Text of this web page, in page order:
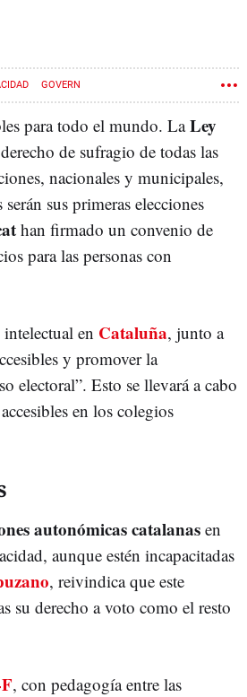
GOVERN
para todo el mundo. LaLey
de sufragio de todas las
nacionales y municipales,
sus primeras elecciones
han firmado un convenio de
para las personas con
en Cataluña, junto a
y promover la
electoral”. Esto se llevará a cabo
en los colegios
autonómicas catalanas en
aunque estén incapacitadas
, reivindica que este
su derecho a voto como el resto
, con pedagogía entre las